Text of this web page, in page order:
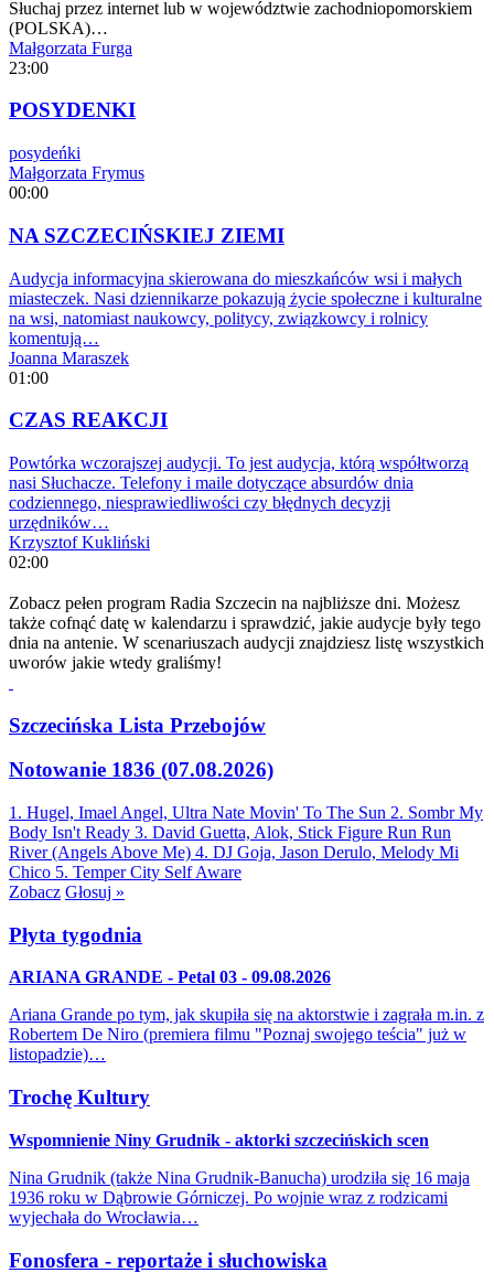
Słuchaj przez internet lub w województwie zachodniopomorskiem
(POLSKA)…
Małgorzata Furga
23:00
POSYDENKI
posydeńki
Małgorzata Frymus
00:00
NA SZCZECIŃSKIEJ ZIEMI
Audycja informacyjna skierowana do mieszkańców wsi i małych
miasteczek. Nasi dziennikarze pokazują życie społeczne i kulturalne
na wsi, natomiast naukowcy, politycy, związkowcy i rolnicy
komentują…
Joanna Maraszek
01:00
CZAS REAKCJI
Powtórka wczorajszej audycji. To jest audycja, którą współtworzą
nasi Słuchacze. Telefony i maile dotyczące absurdów dnia
codziennego, niesprawiedliwości czy błędnych decyzji
urzędników…
Krzysztof Kukliński
02:00
Zobacz pełen program Radia Szczecin na najbliższe dni. Możesz
także cofnąć datę w kalendarzu i sprawdzić, jakie audycje były tego
dnia na antenie. W scenariuszach audycji znajdziesz listę wszystkich
uworów jakie wtedy graliśmy!
Szczecińska Lista Przebojów
Notowanie 1836 (07.08.2026)
1. Hugel, Imael Angel, Ultra Nate Movin' To The Sun 2. Sombr My
Body Isn't Ready 3. David Guetta, Alok, Stick Figure Run Run
River (Angels Above Me) 4. DJ Goja, Jason Derulo, Melody Mi
Chico 5. Temper City Self Aware
Zobacz Głosuj »
Płyta tygodnia
ARIANA GRANDE - Petal 03 - 09.08.2026
Ariana Grande po tym, jak skupiła się na aktorstwie i zagrała m.in. z
Robertem De Niro (premiera filmu "Poznaj swojego teścia" już w
listopadzie)…
Trochę Kultury
Wspomnienie Niny Grudnik - aktorki szczecińskich scen
Nina Grudnik (także Nina Grudnik-Banucha) urodziła się 16 maja
1936 roku w Dąbrowie Górniczej. Po wojnie wraz z rodzicami
wyjechała do Wrocławia…
Fonosfera - reportaże i słuchowiska